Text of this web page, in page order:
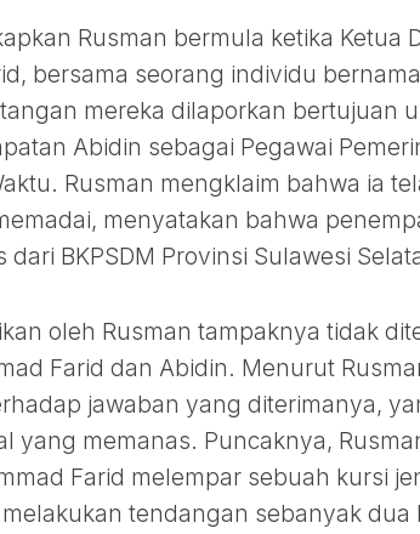
Rusman bermula ketika Ketua
bersama seorang individu
mereka dilaporkan bertujuan
Abidin sebagai Pegawai
Rusman mengklaim bahwa ia
menyatakan bahwa
BKPSDM Provinsi Sulawesi
oleh Rusman tampaknya tidak
Farid dan Abidin. Menurut
jawaban yang diterimanya,
yang memanas. Puncaknya,
Farid melempar sebuah kursi
tendangan sebanyak dua